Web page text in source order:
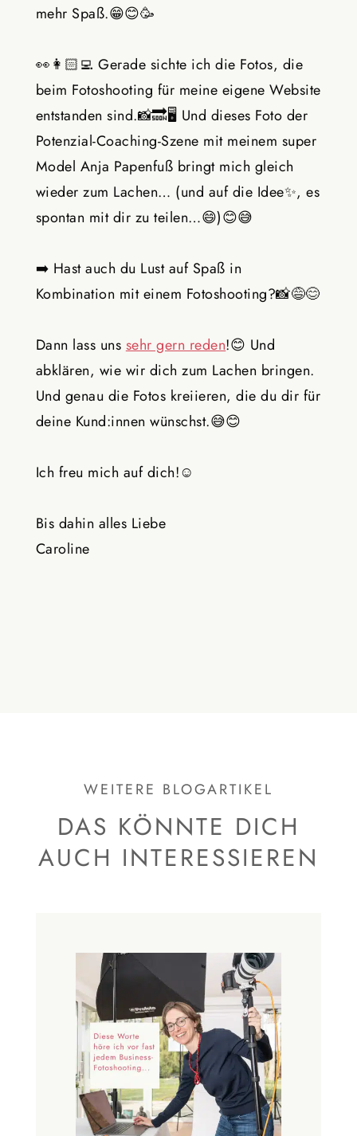
mehr Spaß.😁😊🥳
👀👩🏻‍💻 Gerade sichte ich die Fotos, die
beim Fotoshooting für meine eigene Website
entstanden sind.📸🔜🖥️ Und dieses Foto der
Potenzial-Coaching-Szene mit meinem super
Model Anja Papenfuß bringt mich gleich
wieder zum Lachen… (und auf die Idee✨, es
spontan mit dir zu teilen…😄)😊😅
➡️ Hast auch du Lust auf Spaß in
Kombination mit einem Fotoshooting?📸😅😊
Dann lass unssehr gern reden!😊 Und
abklären, wie wir dich zum Lachen bringen.
Und genau die Fotos kreiieren, die du dir für
deine Kund:innen wünschst.😅😊
Ich freu mich auf dich!☺️
Bis dahin alles Liebe
Caroline
WEITERE BLOGARTIKEL
DAS KÖNNTE DICH
AUCH INTERESSIEREN